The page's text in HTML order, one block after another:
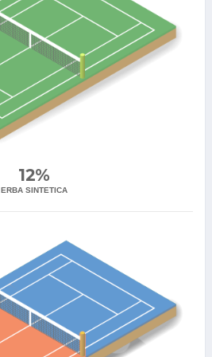
12%
ERBA SINTETICA